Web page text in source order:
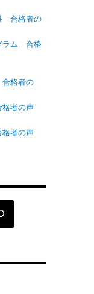
合格者の
ラム 合格
格者の
者の声
者の声